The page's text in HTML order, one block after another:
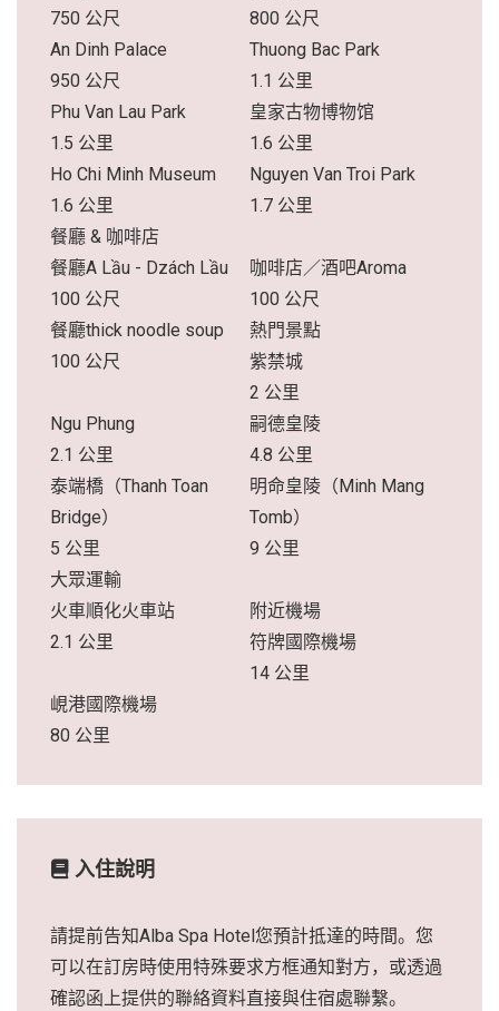
750 公尺
800 公尺
An Dinh Palace
950 公尺
Thuong Bac Park
1.1 公里
Phu Van Lau Park
1.5 公里
皇家古物博物馆
1.6 公里
Ho Chi Minh Museum
1.6 公里
Nguyen Van Troi Park
1.7 公里
餐廳 & 咖啡店
餐廳A Lầu - Dzách Lầu
100 公尺
咖啡店／酒吧Aroma
100 公尺
餐廳thick noodle soup
100 公尺
熱門景點
紫禁城
2 公里
Ngu Phung
2.1 公里
嗣德皇陵
4.8 公里
泰端橋（Thanh Toan
Bridge）
5 公里
明命皇陵（Minh Mang
Tomb）
9 公里
大眾運輸
火車順化火車站
2.1 公里
附近機場
符牌國際機場
14 公里
峴港國際機場
80 公里
入住說明
請提前告知Alba Spa Hotel您預計抵達的時間。您
可以在訂房時使用特殊要求方框通知對方，或透過
確認函上提供的聯絡資料直接與住宿處聯繫。